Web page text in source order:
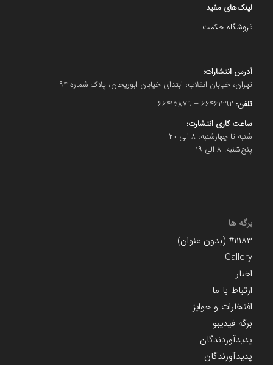
لینک‌های مفید
فروشگاه حکمت
آدرس انتشارات:
تهران، خیابان انقلاب، ابتدای خیابان ابوریحان، پلاک شماره ۹۴
تلفن:
ساعت کاری انتشارت:
شنبه تا چهارشنبه: ۸ الی ۲۰
پنج‌شنبه: ۸ الی ۱۹
برگه ها
#۱۱۱۸۳ (بدون عنوان)
Gallery
اخبار
ارتباط با ما
افتخارات و جوایز
برگه فیدیبو
پدیدآوردندگان
پدیدآورندگان